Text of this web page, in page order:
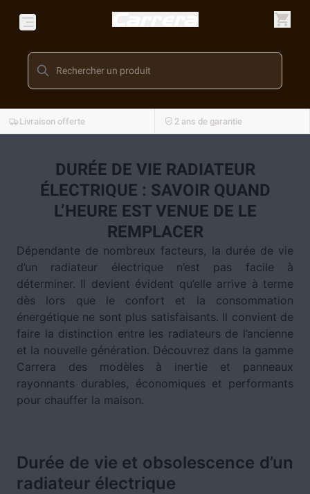
Livraison offerte 2 ans de garantie
DURÉE DE VIE RADIATEUR
ÉLECTRIQUE : SAVOIR QUAND
L’HEURE EST VENUE DE LE
REMPLACER
Dépendante de nombreux facteurs, la durée de vie
d’un radiateur électrique n’est pas facile à
déterminer. Il devient évident qu’elle arrive à terme
dès lors que le confort et la consommation
énergétique ne sont plus satisfaisants. Il convient de
faire la distinction entre les radiateurs de l’ancienne
et la nouvelle génération. Découvrez dans la gamme
Carrera des modèles à inertie et panneaux
rayonnants durables, économiques et performants
pour chauffer la maison.
Durée de vie et obsolescence d’un
radiateur électrique